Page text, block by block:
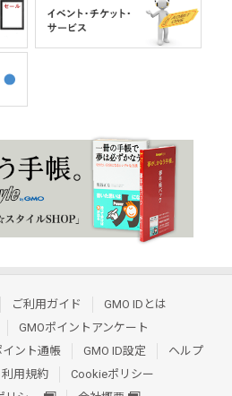
ご利用ガイド
GMO IDとは
GMOポイントアンケート
イント通帳 GMO ID設定
ヘルプ
利用規約
Cookieポリシー